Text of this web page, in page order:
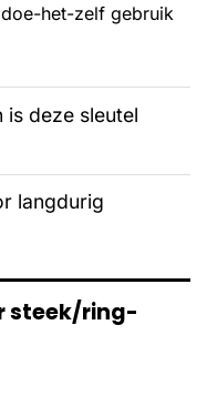
het-zelf gebruik
is deze sleutel
langdurig
steek/ring-